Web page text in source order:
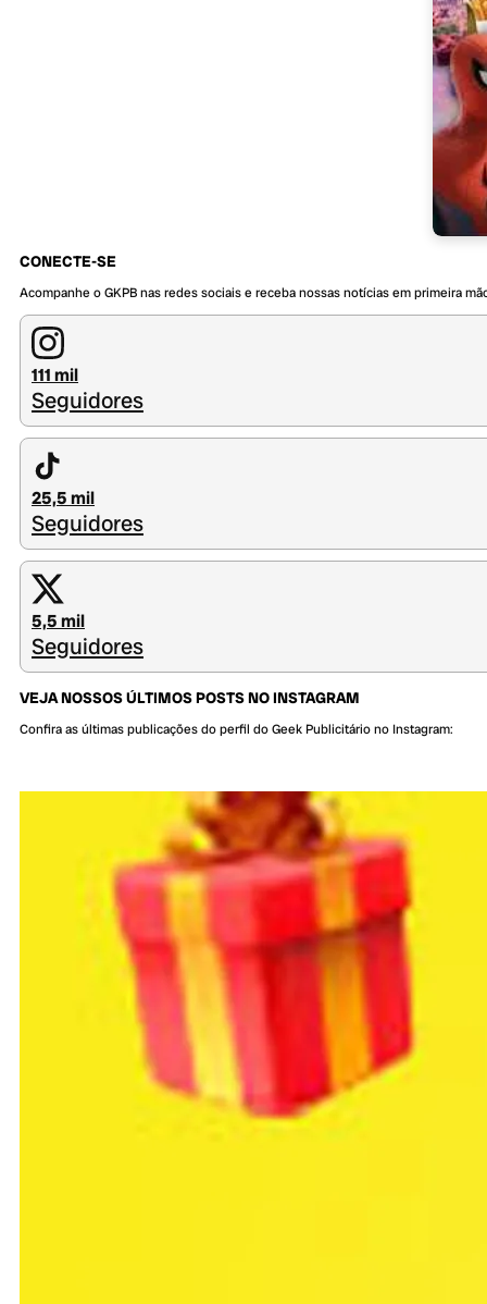
CONECTE-SE
Acompanhe o GKPB nas redes sociais e receba nossas notícias em primeira
111 mil
Seguidores
25,5 mil
Seguidores
5,5 mil
Seguidores
VEJA NOSSOS ÚLTIMOS POSTS NO INSTAGRAM
Confira as últimas publicações do perfil do Geek Publicitário no Instagram: